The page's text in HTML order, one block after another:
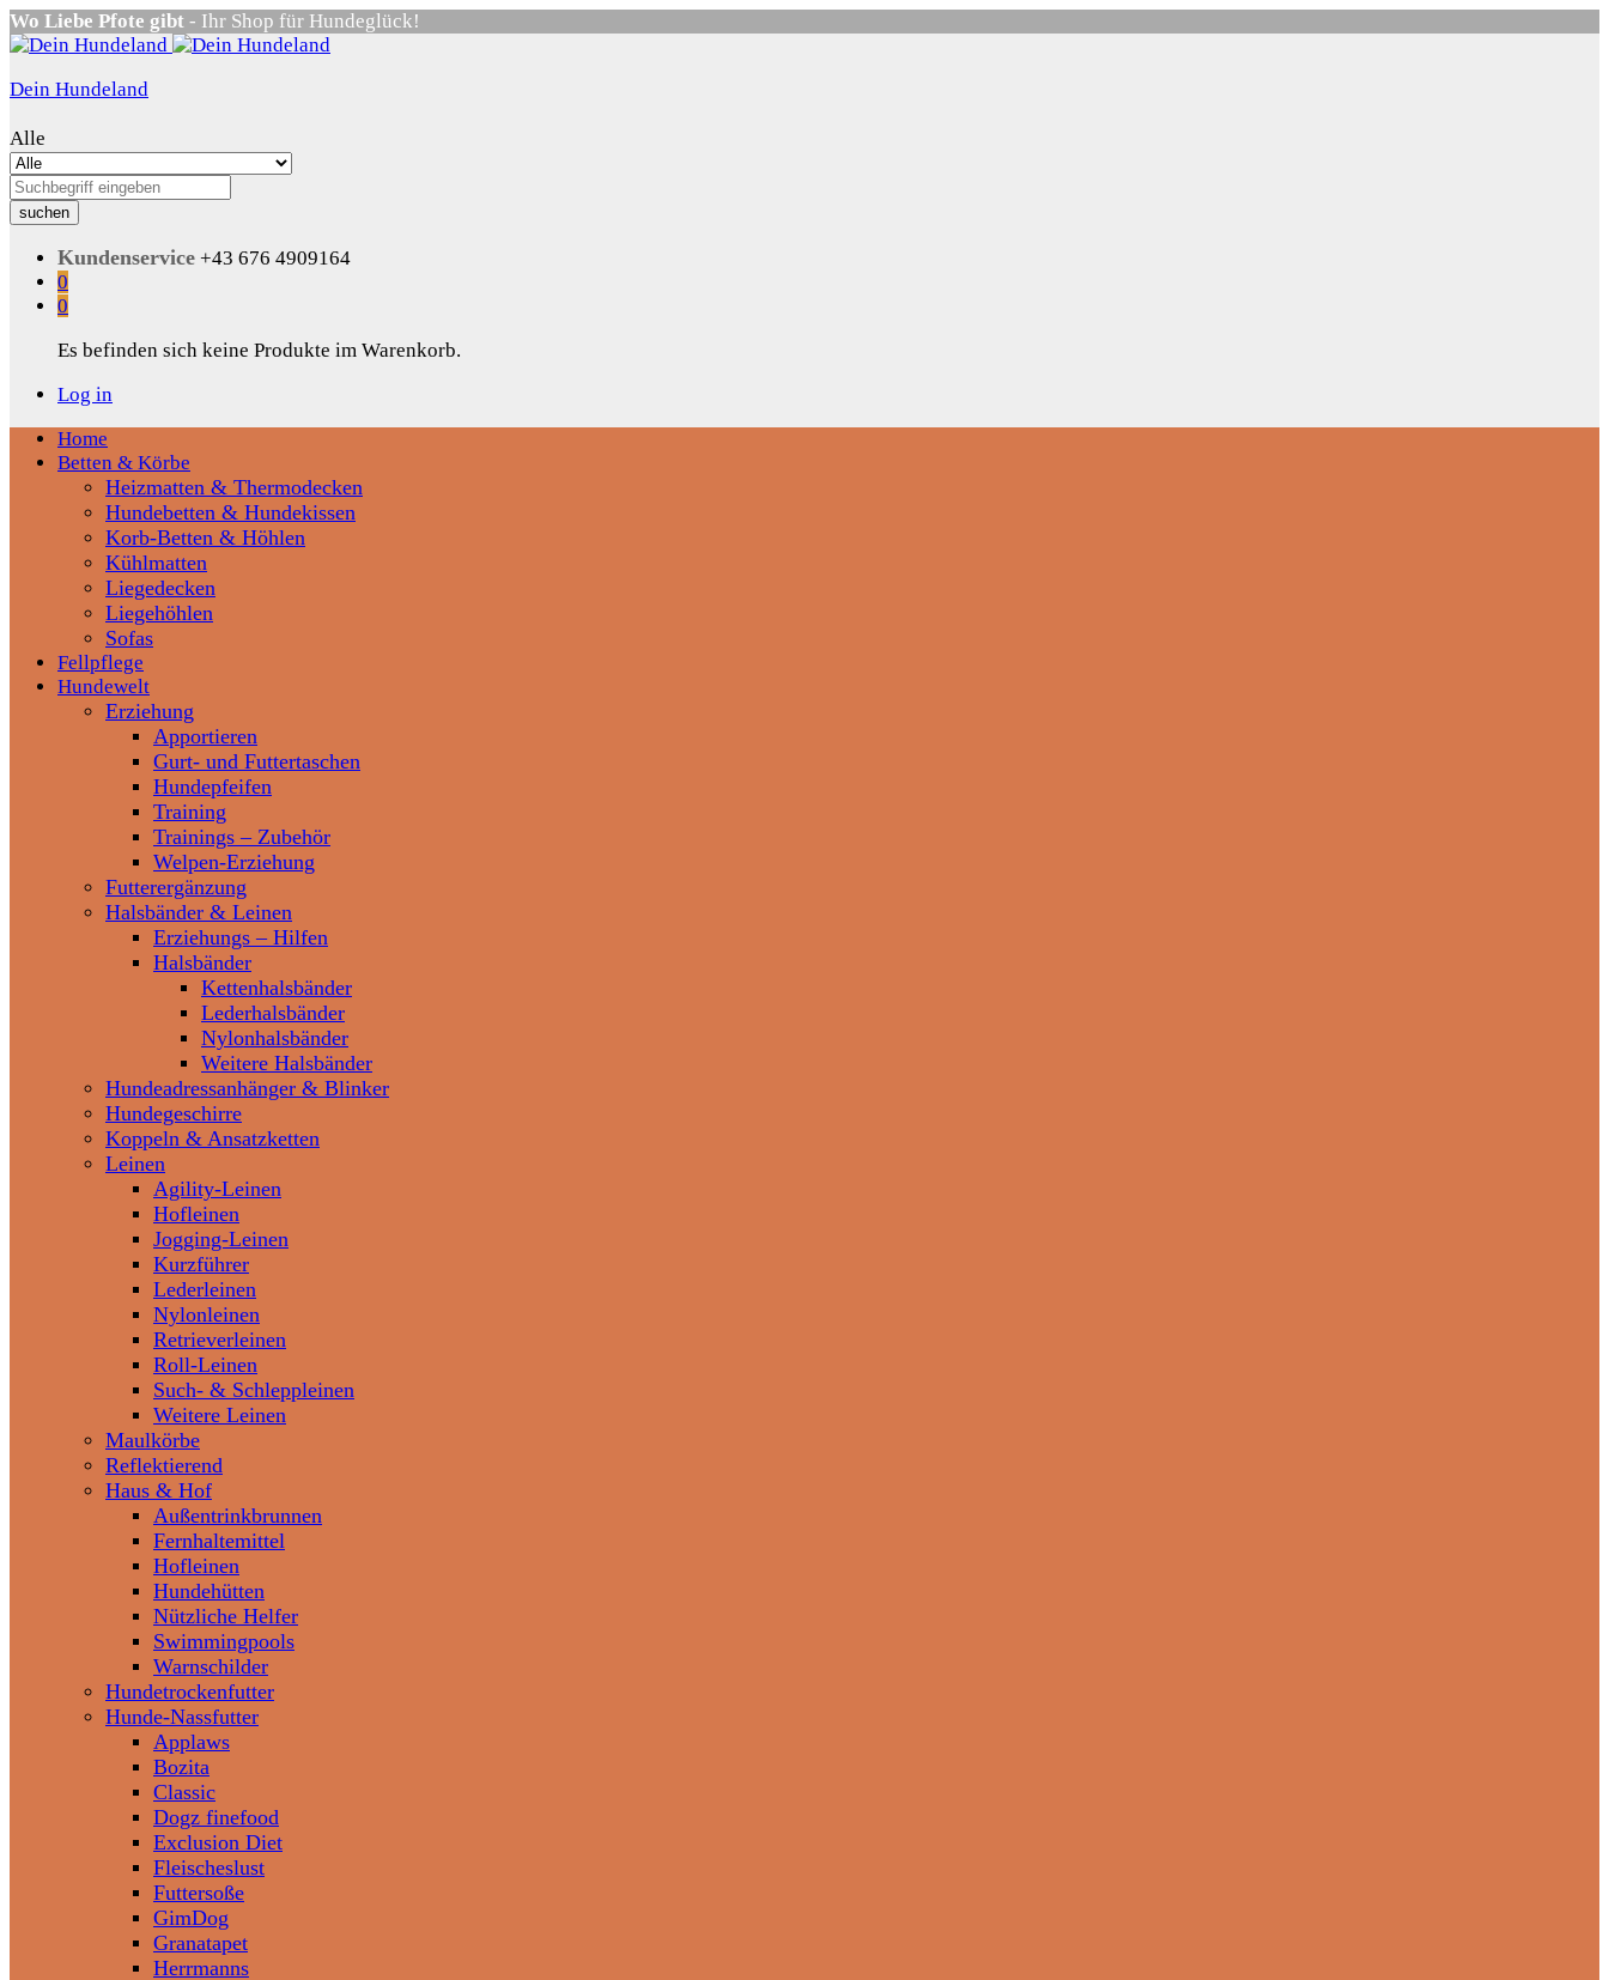
Wo Liebe Pfote gibt - Ihr Shop für Hundeglück!
Dein Hundeland
Alle
suchen
Kundenservice +43 676 4909164
0
0
Es befinden sich keine Produkte im Warenkorb.
Log in
Home
Betten & Körbe
Heizmatten & Thermodecken
Hundebetten & Hundekissen
Korb-Betten & Höhlen
Kühlmatten
Liegedecken
Liegehöhlen
Sofas
Fellpflege
Hundewelt
Erziehung
Apportieren
Gurt- und Futtertaschen
Hundepfeifen
Training
Trainings – Zubehör
Welpen-Erziehung
Futterergänzung
Halsbänder & Leinen
Erziehungs – Hilfen
Halsbänder
Kettenhalsbänder
Lederhalsbänder
Nylonhalsbänder
Weitere Halsbänder
Hundeadressanhänger & Blinker
Hundegeschirre
Koppeln & Ansatzketten
Leinen
Agility-Leinen
Hofleinen
Jogging-Leinen
Kurzführer
Lederleinen
Nylonleinen
Retrieverleinen
Roll-Leinen
Such- & Schleppleinen
Weitere Leinen
Maulkörbe
Reflektierend
Haus & Hof
Außentrinkbrunnen
Fernhaltemittel
Hofleinen
Hundehütten
Nützliche Helfer
Swimmingpools
Warnschilder
Hundetrockenfutter
Hunde-Nassfutter
Applaws
Bozita
Classic
Dogz finefood
Exclusion Diet
Fleischeslust
Futtersoße
GimDog
Granatapet
Herrmanns